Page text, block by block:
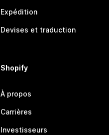
Expédition
Devises et traduction
Shopify
À propos
Carrières
Investisseurs